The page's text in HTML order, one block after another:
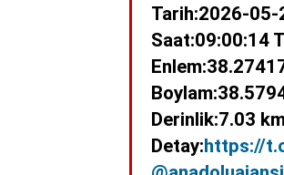
Tarih:2026-05-
Saat:09:00:14
Derinlik:7.03
Detay:https://